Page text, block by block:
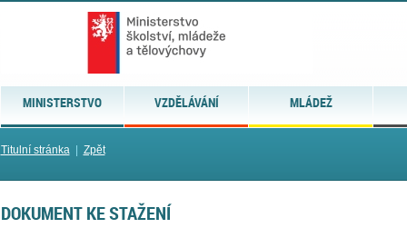
MINISTERSTVO VZDĚLÁVÁNÍ MLÁDEŽ
Titulní stránka| Zpět
DOKUMENT KE STAŽENÍ